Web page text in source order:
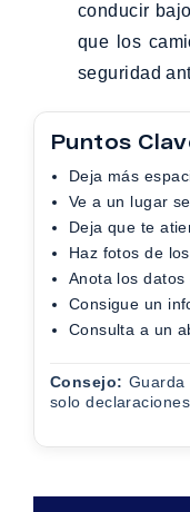
conducir
que los
seguridad
Puntos
Deja más
Ve a un lugar
Deja que te
Haz fotos de
Anota los
Consigue un
Consulta a un
Consejo:
solo